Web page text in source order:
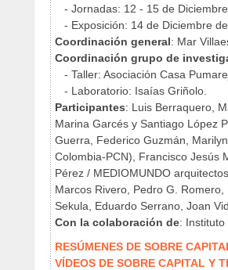
- Jornadas: 12 - 15 de
- Exposición: 14 de Diciembre
Coordinación general: Mar
Coordinación grupo de
- Taller: Asociación Casa
- Laboratorio: Isaías Griñolo.
Participantes: Luis Berraquero,
Marina Garcés y Santiago López
Guerra, Federico Guzmán,
Colombia-PCN), Francisco Jesús
Pérez / MEDIOMUNDO
Marcos Rivero, Pedro G.
Sekula, Eduardo Serrano, Joan
Con la colaboración de: Instituto
RESÚMENES DE SOBRE
VÍDEOS DE SOBRE CAPITAL Y